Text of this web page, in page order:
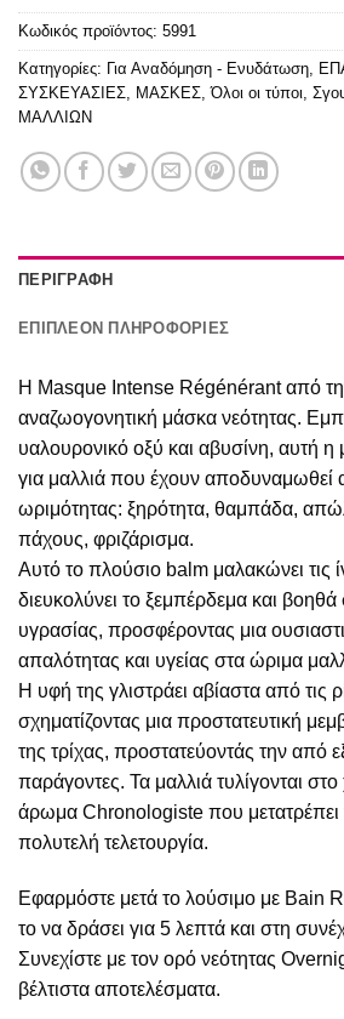
86.00€.είναι:
70.00€.
Κωδικός προϊόντος: 5991
Κατηγορίες: Για Αναδόμηση - Ενυδάτωση,
ΣΥΣΚΕΥΑΣΙΕΣ, ΜΑΣΚΕΣ,Όλοι οι τύποι,
ΜΑΛΛΙΩΝ
ΠΕΡΙΓΡΑΦΉ
ΕΠΙΠΛΈΟΝ ΠΛΗΡΟΦΟΡΊΕΣ
Η Masque Intense Régénérant από
αναζωογονητική μάσκα νεότητας.
υαλουρονικό οξύ και αβυσίνη, αυτή η
για μαλλιά που έχουν αποδυναμωθεί
ωριμότητας: ξηρότητα, θαμπάδα,
πάχους, φριζάρισμα.
Αυτό το πλούσιο balm μαλακώνει τις
διευκολύνει το ξεμπέρδεμα και
υγρασίας, προσφέροντας μια
απαλότητας και υγείας στα ώριμα
Η υφή της γλιστράει αβίαστα από τις
σχηματίζοντας μια προστατευτική
της τρίχας, προστατεύοντάς την από
παράγοντες. Τα μαλλιά τυλίγονται στο
άρωμα Chronologiste που μετατρέπει
πολυτελή τελετουργία.
Εφαρμόστε μετά το λούσιμο με Bain
το να δράσει για 5 λεπτά και στη
Συνεχίστε με τον ορό νεότητας
βέλτιστα αποτελέσματα.